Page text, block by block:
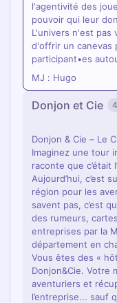
l'agentivité des
pouvoir qui leur
L'univers n'est pas
d'offrir un canevas
participant•es
MJ : Hugo
Donjon et Cie
Donjon & Cie – Le
Imaginez une tour
raconte que c’était
Aujourd’hui, c’est
région pour les
savent pas, c’est
des rumeurs,
entreprises par la
département en
Vous êtes des «
Donjon&Cie. Votre
aventuriers et
l’entreprise... sauf